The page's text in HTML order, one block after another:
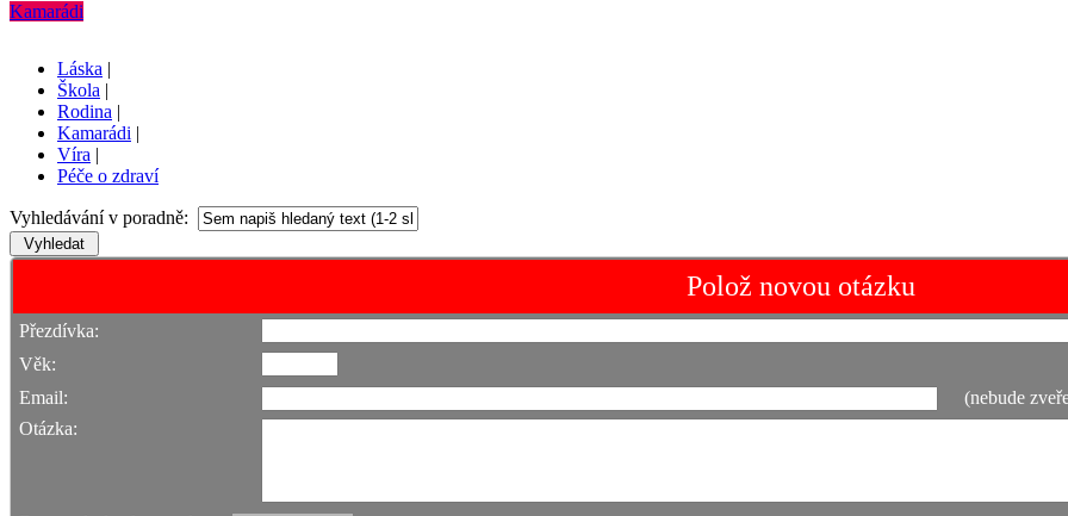
Kamarádi
Láska |
Škola |
Rodina |
Kamarádi |
Víra |
Péče o zdraví
Vyhledávání v poradně:
Polož novou otázku
Přezdívka:
Věk:
Email:
(nebude
Otázka: